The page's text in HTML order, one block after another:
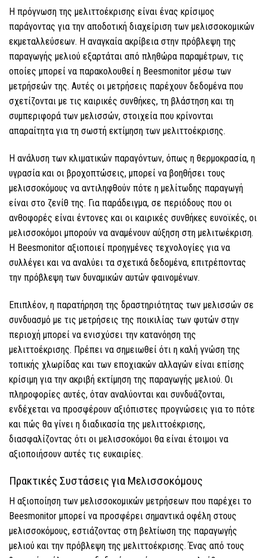
Η πρόγνωση της μελιττοέκρισης είναι ένας κρίσιμος
παράγοντας για την αποδοτική διαχείριση των μελισσοκομικών
εκμεταλλεύσεων. Η αναγκαία ακρίβεια στην πρόβλεψη της
παραγωγής μελιού εξαρτάται από πληθώρα παραμέτρων, τις
οποίες μπορεί να παρακολουθεί η Beesmonitor μέσω των
μετρήσεών της. Αυτές οι μετρήσεις παρέχουν δεδομένα που
σχετίζονται με τις καιρικές συνθήκες, τη βλάστηση και τη
συμπεριφορά των μελισσών, στοιχεία που κρίνονται
απαραίτητα για τη σωστή εκτίμηση των μελιττοέκρισης.
Η ανάλυση των κλιματικών παραγόντων, όπως η θερμοκρασία, η
υγρασία και οι βροχοπτώσεις, μπορεί να βοηθήσει τους
μελισσοκόμους να αντιληφθούν πότε η μελίτωδης παραγωγή
είναι στο ζενίθ της. Για παράδειγμα, σε περιόδους που οι
ανθοφορές είναι έντονες και οι καιρικές συνθήκες ευνοϊκές, οι
μελισσοκόμοι μπορούν να αναμένουν αύξηση στη μελιτωέκριση.
Η Beesmonitor αξιοποιεί προηγμένες τεχνολογίες για να
συλλέγει και να αναλύει τα σχετικά δεδομένα, επιτρέποντας
την πρόβλεψη των δυναμικών αυτών φαινομένων.
Επιπλέον, η παρατήρηση της δραστηριότητας των μελισσών σε
συνδυασμό με τις μετρήσεις της ποικιλίας των φυτών στην
περιοχή μπορεί να ενισχύσει την κατανόηση της
μελιττοέκρισης. Πρέπει να σημειωθεί ότι η καλή γνώση της
τοπικής χλωρίδας και των εποχιακών αλλαγών είναι επίσης
κρίσιμη για την ακριβή εκτίμηση της παραγωγής μελιού. Οι
πληροφορίες αυτές, όταν αναλύονται και συνδυάζονται,
ενδέχεται να προσφέρουν αξιόπιστες προγνώσεις για το πότε
και πώς θα γίνει η διαδικασία της μελιττοέκρισης,
διασφαλίζοντας ότι οι μελισσοκόμοι θα είναι έτοιμοι να
αξιοποιήσουν αυτές τις ευκαιρίες.
Πρακτικές Συστάσεις για Μελισσοκόμους
Η αξιοποίηση των μελισσοκομικών μετρήσεων που παρέχει το
Beesmonitor μπορεί να προσφέρει σημαντικά οφέλη στους
μελισσοκόμους, εστιάζοντας στη βελτίωση της παραγωγής
μελιού και την πρόβλεψη της μελιττοέκρισης. Ένας από τους